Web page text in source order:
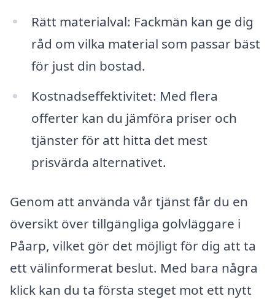
Rätt materialval: Fackmän kan ge dig
råd om vilka material som passar bäst
för just din bostad.
Kostnadseffektivitet: Med flera
offerter kan du jämföra priser och
tjänster för att hitta det mest
prisvärda alternativet.
Genom att använda vår tjänst får du en
översikt över tillgängliga golvläggare i
Påarp, vilket gör det möjligt för dig att ta
ett välinformerat beslut. Med bara några
klick kan du ta första steget mot ett nytt